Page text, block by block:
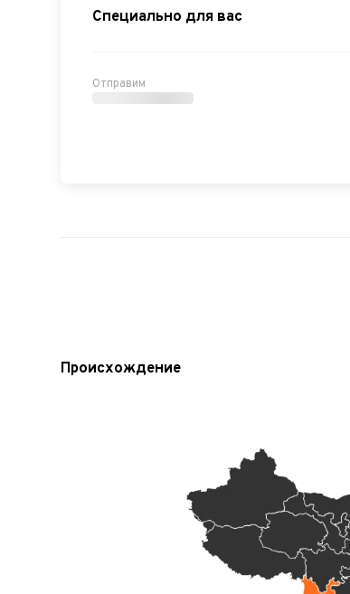
Специально для вас
Отправим
Происхождение